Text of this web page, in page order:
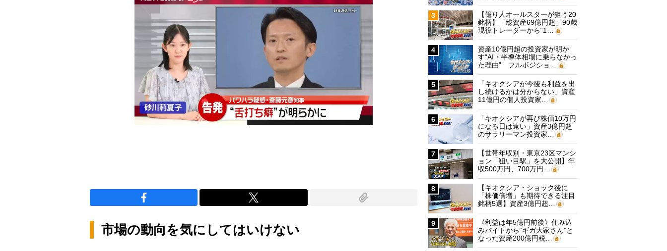
市場の動向を気にしてはいけない
3
【億り人オールスターが狙う20
銘柄】「総資産69億円超」90歳
現役トレーダーから“1…
4
資産10億円超の投資家が明か
す“AI・半導体相場に乗らなかっ
た理由” フルポジショ…
5
「キオクシアが今後も利益を出
し続けるかは分からない」資産
11億円の個人投資家…
6
「キオクシアが再び株価10万円
になる日は遠い」資産3億円超
のサラリーマン投資家…
7
【世帯年収別・東京23区マンシ
ョン「狙い目駅」を大公開】年
収500万円、700万円…
8
【キオクシア・ショック後に
「株価倍増」も期待できる注目
銘柄5選】資産3億円超…
9
《利益は年5億円前後》住み込
みバイトから“ギガ大家さん”と
なった資産200億円税…